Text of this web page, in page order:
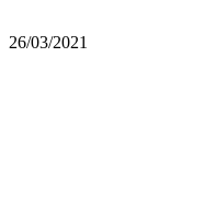
26/03/2021